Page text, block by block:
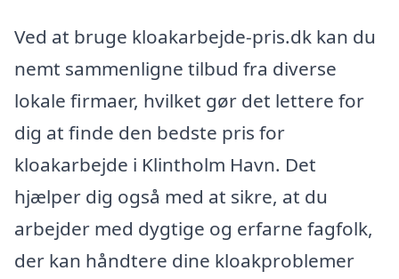
Ved at bruge kloakarbejde-pris.dk kan du
nemt sammenligne tilbud fra diverse
lokale firmaer, hvilket gør det lettere for
dig at finde den bedste pris for
kloakarbejde i Klintholm Havn. Det
hjælper dig også med at sikre, at du
arbejder med dygtige og erfarne fagfolk,
der kan håndtere dine kloakproblemer